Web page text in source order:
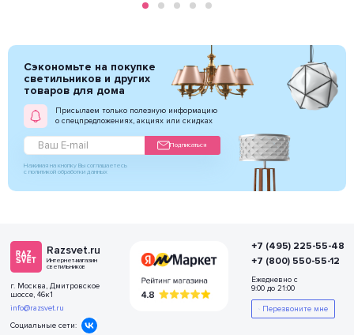
Сэкономьте на покупке
светильников и других
товаров для дома
Присылаем только полезную информацию
о спецпредложениях, акциях или скидках
Подписаться
Нажимая на кнопку Вы соглашаетесь
с политикой обработки данных
Razsvet.ru
Интернет-магазин
светильников
г. Москва, Дмитровское
шоссе, 46к1
info@razsvet.ru
Социальные сети:
+7 (495) 225-55-48
+7 (800) 550-55-12
Ежедневно с
9:00 до 21:00
Перезвоните мне